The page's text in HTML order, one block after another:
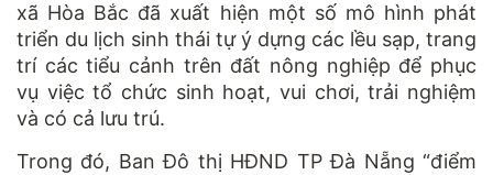
xã Hòa Bắc đã xuất hiện một số mô hình phát
triển du lịch sinh thái tự ý dựng các lều sạp, trang
trí các tiểu cảnh trên đất nông nghiệp để phục
vụ việc tổ chức sinh hoạt, vui chơi, trải nghiệm
và có cả lưu trú.
Trong đó, Ban Đô thị HĐND TP Đà Nẵng “điểm